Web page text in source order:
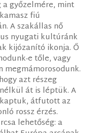
győzelmére, mint
fiú
A szakállas nő
nyugati kultúránk
kijózanító ikonja. Ő
e tőle, vagy
azt részeg
át is léptük. A
átfutott az
rossz érzés.
lehetőség: a